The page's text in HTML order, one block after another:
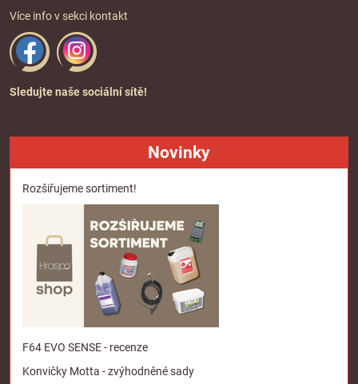
Více info v sekci kontakt
Sledujte naše sociální sítě!
Novinky
Rozšiřujeme sortiment!
F64 EVO SENSE - recenze
Konvičky Motta - zvýhodněné sady